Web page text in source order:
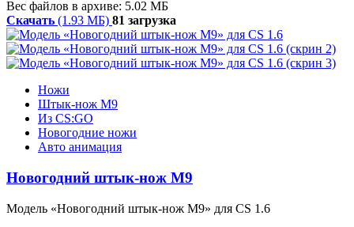
Вес файлов в архиве: 5.02 МБ
Скачать (1.93 МБ) 81 загрузка
Ножи
Штык-нож М9
Из CS:GO
Новогодние ножи
Авто анимация
Новогодний штык-нож М9
Модель «Новогодний штык-нож М9» для CS 1.6